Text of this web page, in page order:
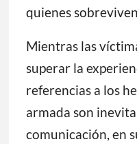
quienes
Mientras las
superar la
referencias a los
armada son
comunicación, en